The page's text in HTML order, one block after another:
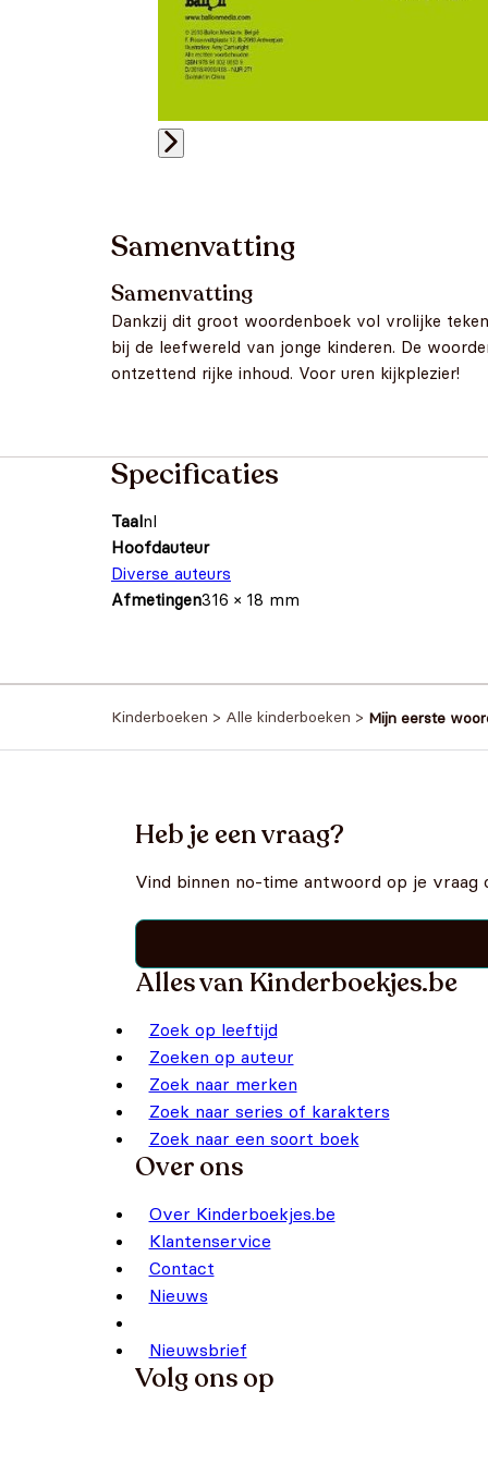
Samenvatting
Samenvatting
Dankzij dit groot woordenboek vol vrolijke
bij de leefwereld van jonge kinderen. De
ontzettend rijke inhoud. Voor uren kijkplezier!
Specificaties
Taalnl
Hoofdauteur
Diverse auteurs
Afmetingen316 × 18 mm
Kinderboeken > Alle kinderboeken > Mijn eerste
Heb je een vraag?
Vind binnen no-time antwoord op je vraag
Alles van Kinderboekjes.be
Zoek op leeftijd
Zoeken op auteur
Zoek naar merken
Zoek naar series of karakters
Zoek naar een soort boek
Over ons
Over Kinderboekjes.be
Klantenservice
Contact
Nieuws
Nieuwsbrief
Volg ons op